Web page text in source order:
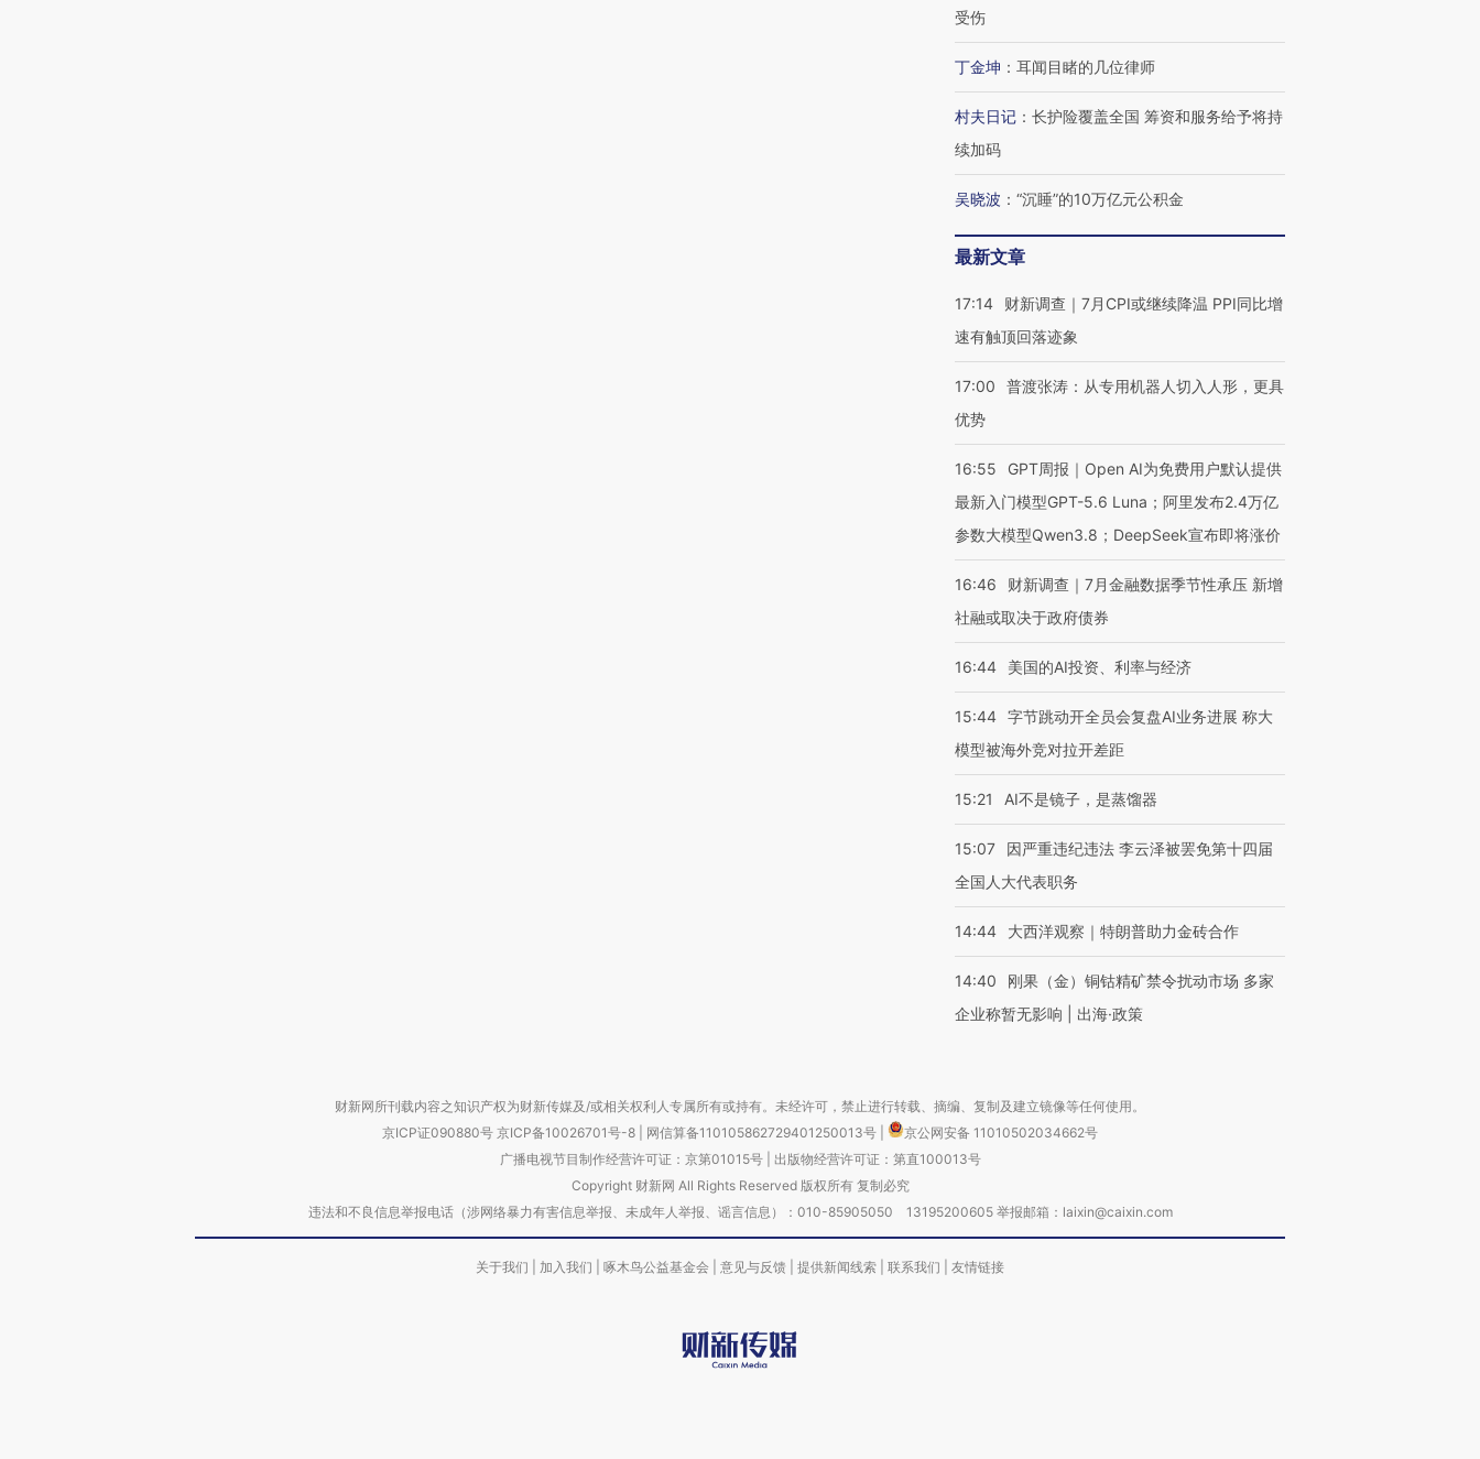
受伤
丁金坤 ： 耳闻目睹的几位律师
村夫日记 ： 长护险覆盖全国 筹资和服务给予将持
续加码
吴晓波 ： “沉睡”的10万亿元公积金
最新文章
17:14
财新调查｜7月CPI或继续降温 PPI同比增
速有触顶回落迹象
17:00
普渡张涛：从专用机器人切入人形，更具
优势
16:55
GPT周报｜Open AI为免费用户默认提供
最新入门模型GPT-5.6 Luna；阿里发布2.4万亿
参数大模型Qwen3.8；DeepSeek宣布即将涨价
16:46
财新调查｜7月金融数据季节性承压 新增
社融或取决于政府债券
16:44 美国的AI投资、利率与经济
15:44 字节跳动开全员会复盘AI业务进展 称大
模型被海外竞对拉开差距
15:21 AI不是镜子，是蒸馏器
15:07
因严重违纪违法 李云泽被罢免第十四届
全国人大代表职务
14:44 大西洋观察｜特朗普助力金砖合作
14:40
刚果（金）铜钴精矿禁令扰动市场 多家
企业称暂无影响 | 出海·政策
财新网所刊载内容之知识产权为财新传媒及/或相关权利人专属所有或持有。未经许可，禁止进行转载、摘编、复制及建立镜像等任何使用。
京ICP证090880号 京ICP备10026701号-8 网信算备110105862729401250013号
京公网安备 11010502034662号
广播电视节目制作经营许可证：京第01015号| 出版物经营许可证：第直100013号
Copyright 财新网 All Rights Reserved 版权所有 复制必究
违法和不良信息举报电话（涉网络暴力有害信息举报、未成年人举报、谣言信息）：010-85905050 13195200605 举报邮箱：laixin@caixin.com
关于我们 加入我们 啄木鸟公益基金会 意见与反馈 提供新闻线索 联系我们 友情链接